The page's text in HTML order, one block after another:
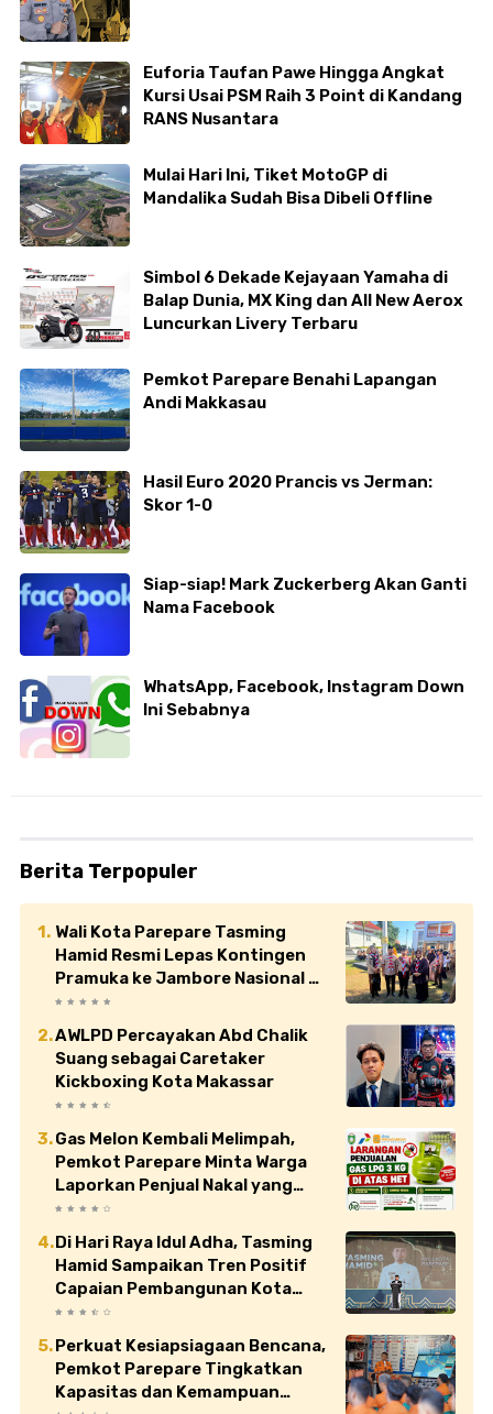
Euforia Taufan Pawe Hingga Angkat
Kursi Usai PSM Raih 3 Point di Kandang
RANS Nusantara
Mulai Hari Ini, Tiket MotoGP di
Mandalika Sudah Bisa Dibeli Offline
Simbol 6 Dekade Kejayaan Yamaha di
Balap Dunia, MX King dan All New Aerox
Luncurkan Livery Terbaru
Pemkot Parepare Benahi Lapangan
Andi Makkasau
Hasil Euro 2020 Prancis vs Jerman:
Skor 1-0
Siap-siap! Mark Zuckerberg Akan Ganti
Nama Facebook
WhatsApp, Facebook, Instagram Down
Ini Sebabnya
Berita Terpopuler
Wali Kota Parepare Tasming
Hamid Resmi Lepas Kontingen
Pramuka ke Jambore Nasional XII
di Cibubur
AWLPD Percayakan Abd Chalik
Suang sebagai Caretaker
Kickboxing Kota Makassar
Gas Melon Kembali Melimpah,
Pemkot Parepare Minta Warga
Laporkan Penjual Nakal yang
Jual di Atas HET
Di Hari Raya Idul Adha, Tasming
Hamid Sampaikan Tren Positif
Capaian Pembangunan Kota
Parepare
Perkuat Kesiapsiagaan Bencana,
Pemkot Parepare Tingkatkan
Kapasitas dan Kemampuan